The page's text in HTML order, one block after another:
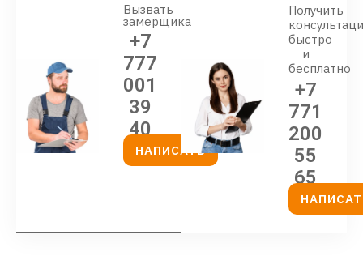
Вызвать
замерщика
+7
777
001
39
40
НАПИСАТЬ
Получить
быстро
и
бесплатно
+7
771
200
55
65